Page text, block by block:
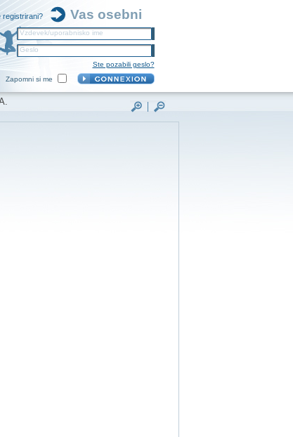
registrirani? Vas osebni
Vzdevek/uporabnisko ime
Geslo
Ste pozabili geslo?
Zapomni si me